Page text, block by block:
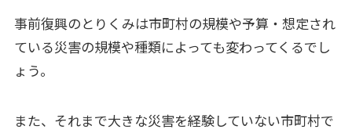
事前復興のとりくみは市町村の規模や予算・想定され
ている災害の規模や種類によっても変わってくるでし
ょう。
また、それまで大きな災害を経験していない市町村で